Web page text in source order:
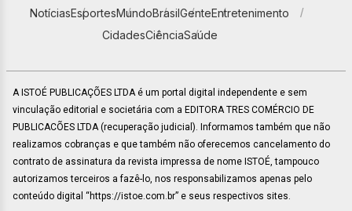
NotíciasEsportesMundoBrasilGenteEntretenimento
CidadesCiênciaSaúde
A ISTOÉ PUBLICAÇÕES LTDA é um portal digital independente e sem
vinculação editorial e societária com a EDITORA TRES COMÉRCIO DE
PUBLICACÕES LTDA (recuperação judicial). Informamos também que não
realizamos cobranças e que também não oferecemos cancelamento do
contrato de assinatura da revista impressa de nome ISTOÉ, tampouco
autorizamos terceiros a fazê-lo, nos responsabilizamos apenas pelo
conteúdo digital “https://istoe.com.br” e seus respectivos sites.